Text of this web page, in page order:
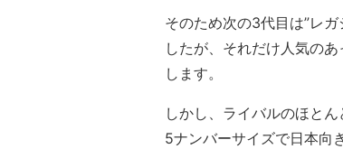
そのため次の3代目は”レ
したが、それだけ人気の
します。
しかし、ライバルのほと
5ナンバーサイズで日本向